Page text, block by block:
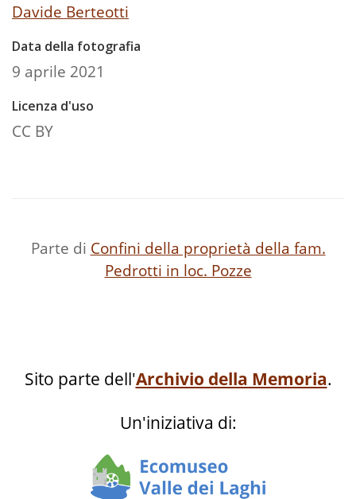
Davide Berteotti
Data della fotografia
9 aprile 2021
Licenza d'uso
CC BY
Parte di Confini della proprietà della fam.
Pedrotti in loc. Pozze
Sito parte dell'Archivio della Memoria.
Un'iniziativa di: